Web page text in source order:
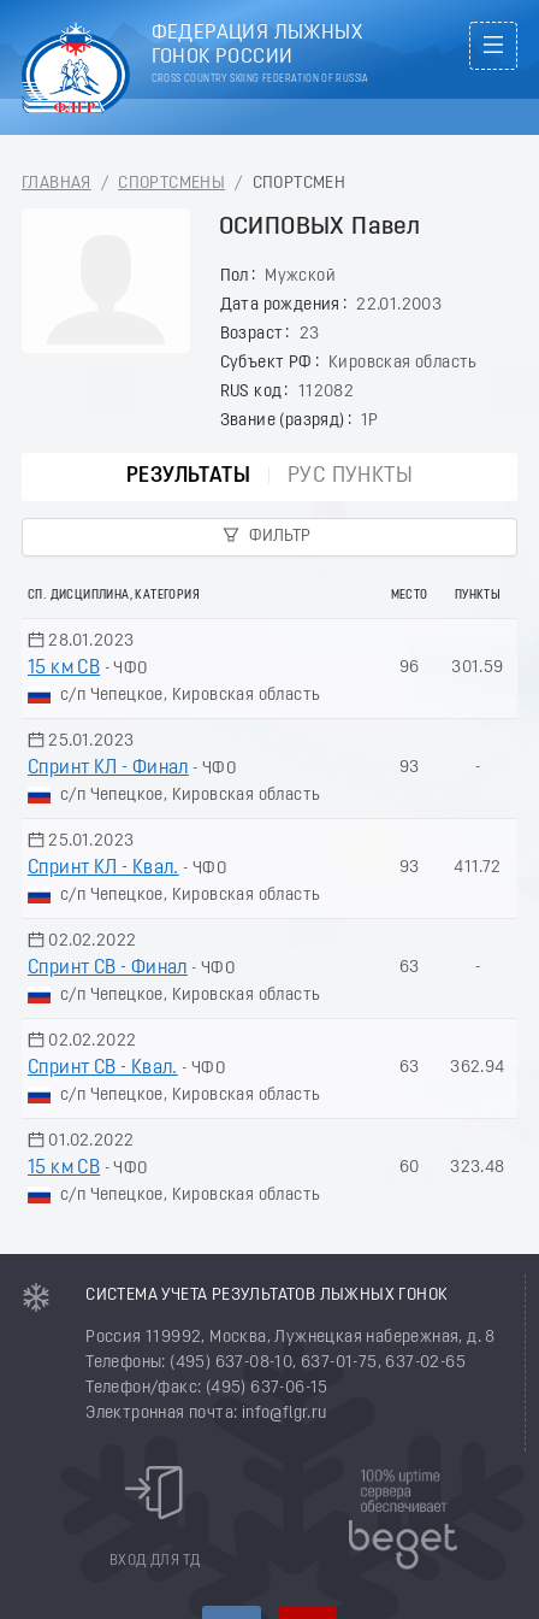
ФЕДЕРАЦИЯ ЛЫЖНЫХ
ГОНОК РОССИИ
CROSS COUNTRY SKIING FEDERATION OF RUSSIA
ГЛАВНАЯ / СПОРТСМЕНЫ / СПОРТСМЕН
ОСИПОВЫХ Павел
Пол
Мужской
Дата рождения
22.01.2003
Возраст
23
Субъект РФ
Кировская область
RUS код
112082
Звание (разряд)
1Р
РЕЗУЛЬТАТЫ РУС ПУНКТЫ
ФИЛЬТР
СП. ДИСЦИПЛИНА, КАТЕГОРИЯ МЕСТО ПУНКТЫ
28.01.2023
15 км СВ - ЧФО
с/п Чепецкое, Кировская область
96 301.59
25.01.2023
Спринт КЛ - Финал - ЧФО
с/п Чепецкое, Кировская область
93 -
25.01.2023
Спринт КЛ - Квал. - ЧФО
с/п Чепецкое, Кировская область
93 411.72
02.02.2022
Спринт СВ - Финал - ЧФО
с/п Чепецкое, Кировская область
63 -
02.02.2022
Спринт СВ - Квал. - ЧФО
с/п Чепецкое, Кировская область
63 362.94
01.02.2022
15 км СВ - ЧФО
с/п Чепецкое, Кировская область
60 323.48
СИСТЕМА УЧЕТА РЕЗУЛЬТАТОВ ЛЫЖНЫХ ГОНОК
Россия 119992, Москва, Лужнецкая набережная, д. 8
Телефоны: (495) 637-08-10, 637-01-75, 637-02-65
Телефон/факс: (495) 637-06-15
Электронная почта: info@flgr.ru
ВХОД ДЛЯ ТД